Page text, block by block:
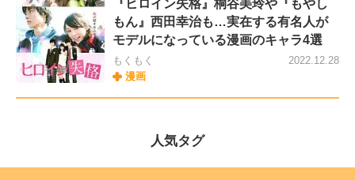
『ヒロイン失格』桐谷美玲や『もやし
もん』西田幸治も…実在する有名人が
モデルになっている漫画のキャラ4選
もくもく
漫画
2022.12.28
人気タグ